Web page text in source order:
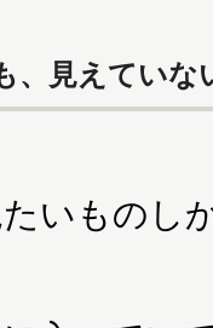
、見えていな
いものし